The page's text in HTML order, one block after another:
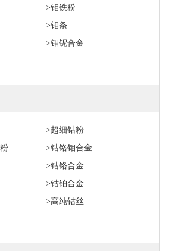
>钼铁粉
>钼条
>钼铌合金
>超细钴粉
>钴铬钼合金
>钴铬合金
>钴铂合金
>高纯钴丝